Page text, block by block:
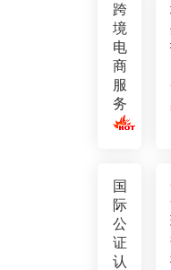
跨
境
电
商
服
务
国
际
公
证
认